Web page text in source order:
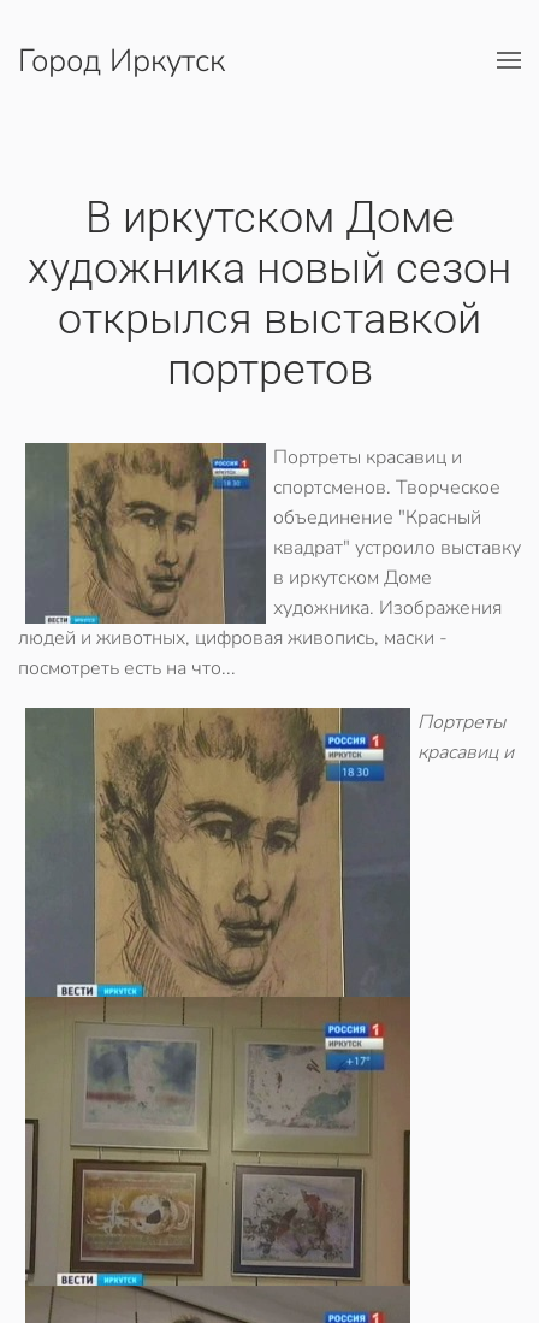
Перейти к содержимому
Город Иркутск
В иркутском Доме
художника новый сезон
открылся выставкой
портретов
Портреты красавиц и
спортсменов. Творческое
объединение "Красный
квадрат" устроило выставку
в иркутском Доме
художника. Изображения
людей и животных, цифровая живопись, маски -
посмотреть есть на что...
Портреты
красавиц и